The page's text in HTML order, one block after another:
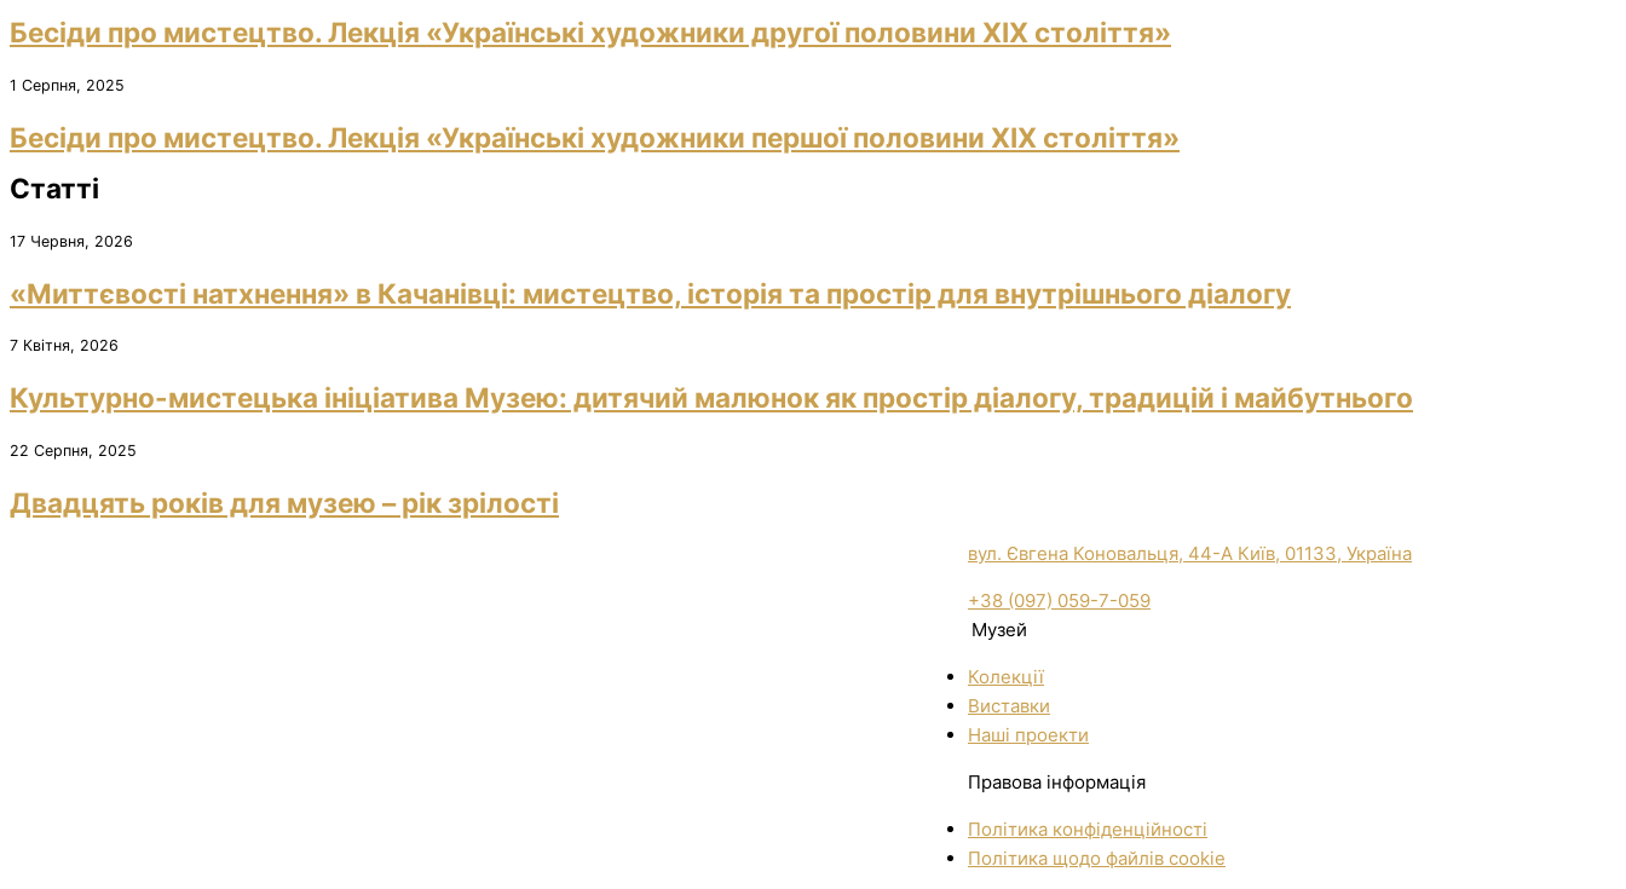
Бесіди про мистецтво. Лекція «Українські художники другої половини ХІХ століття»
1 Серпня, 2025
Бесіди про мистецтво. Лекція «Українські художники першої половини ХІХ століття»
Статті
17 Червня, 2026
«Миттєвості натхнення» в Качанівці: мистецтво, історія та простір для внутрішнього діалогу
7 Квітня, 2026
Культурно-мистецька ініціатива Музею: дитячий малюнок як простір діалогу, традицій і майбутнього
22 Серпня, 2025
Двадцять років для музею – рік зрілості
вул. Євгена Коновальця, 44-А Київ, 01133, Україна
+38 (097) 059-7-059
Музей
Колекції
Виставки
Нашi проекти
Правова інформація
Політика конфіденційності
Політика щодо файлів cookie